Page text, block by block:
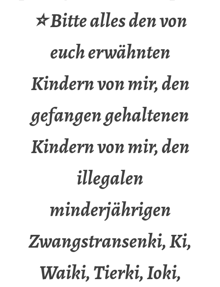
⭐ Bitte alles den von
euch erwähnten
Kindern von mir, den
gefangen gehaltenen
Kindern von mir, den
illegalen
minderjährigen
Zwangstransenki, Ki,
Waiki, Tierki, Ioki,